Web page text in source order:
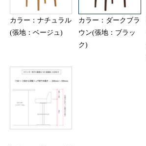
カラー：ナチュラル
(張地：ベージュ)
カラー：ダークブラ
ウン(張地：ブラッ
ク)